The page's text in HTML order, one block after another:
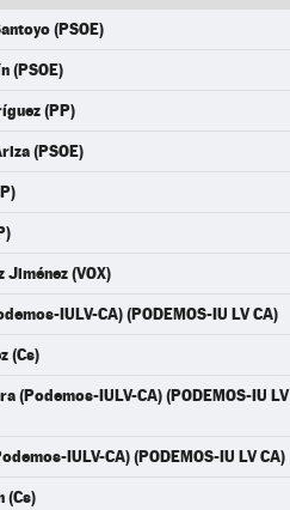
(PSOE)
(PSOE)
(PP)
(PSOE)
(VOX)
IULV-CA) (PODEMOS-IU LV CA)
(Cs)
(Podemos-IULV-CA) (PODEMOS-IU LV
IULV-CA) (PODEMOS-IU LV CA)
(Cs)